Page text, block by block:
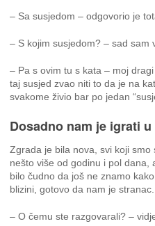
– Sa susjedom – odgovorio je
– S kojim susjedom? – sad sam
– Pa s ovim tu s kata – moj
taj susjed zvao niti to da je na
svakome živio bar po jedan
Dosadno nam je igrati
Zgrada je bila nova, svi koji
nešto više od godinu i pol dana,
bilo čudno da još ne znamo
blizini, gotovo da nam je stranac.
– O čemu ste razgovarali? –